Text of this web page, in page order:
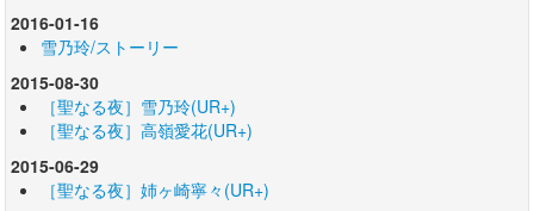
2016-01-16
雪乃玲/ストーリー
2015-08-30
［聖なる夜］雪乃玲(UR+)
［聖なる夜］高嶺愛花(UR+)
2015-06-29
［聖なる夜］姉ヶ崎寧々(UR+)